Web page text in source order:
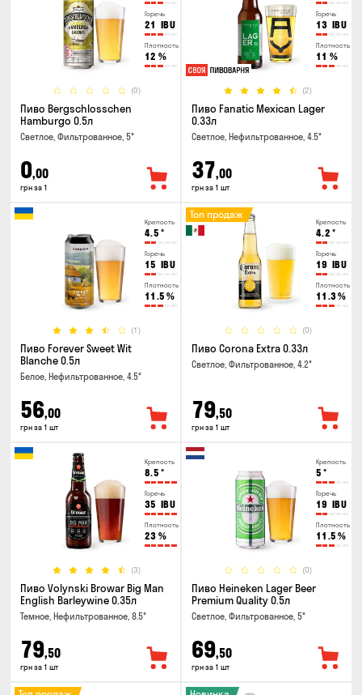
Горечь
21 IBU
Плотность
12 %
(0)
Пиво Bergschlosschen
Hamburgo 0.5л
Светлое, Фильтрованное, 5°
0,00
грн за 1
Горечь
13 IBU
Плотность
11 %
(2)
Пиво Fanatic Mexican Lager
0.33л
Светлое, Нефильтрованное, 4.5°
37,00
грн за 1 шт
Крепость
4.5 °
Горечь
15 IBU
Плотность
11.5 %
(1)
Пиво Forever Sweet Wit
Blanche 0.5л
Белое, Нефильтрованное, 4.5°
56,00
грн за 1 шт
Крепость
4.2 °
Горечь
19 IBU
Плотность
11.3%
(0)
Топ продаж
Пиво Corona Extra 0.33л
Светлое, Фильтрованное, 4.2°
79,50
грн за 1 шт
Крепость
8.5 °
Горечь
35 IBU
Плотность
23 %
(3)
Пиво Volynski Browar Big Man
English Barleywine 0.35л
Темное, Нефильтрованное, 8.5°
79,50
грн за 1 шт
Крепость
5 °
Горечь
19 IBU
Плотность
11.5 %
(0)
Пиво Heineken Lager Beer
Premium Quality 0.5л
Светлое, Фильтрованное, 5°
69,50
грн за 1 шт